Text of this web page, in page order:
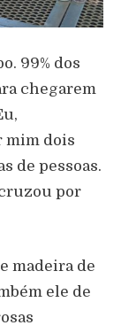
99% dos
chegarem
mim dois
de pessoas.
por
madeira de
ele de